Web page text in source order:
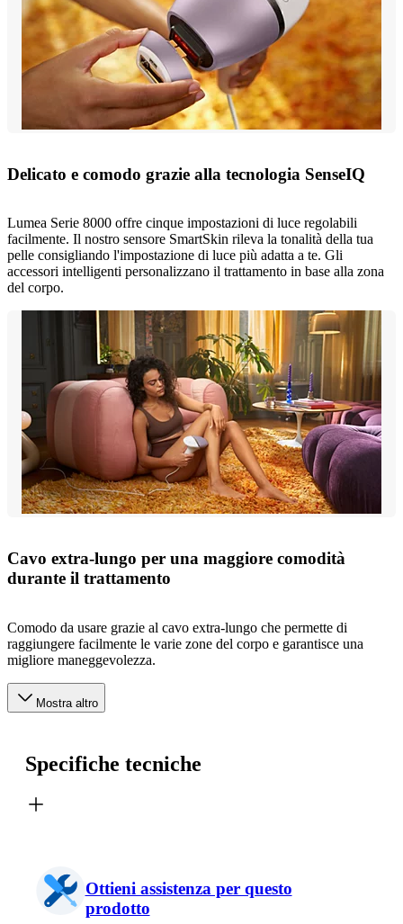
Delicato e comodo grazie alla tecnologia SenseIQ
Lumea Serie 8000 offre cinque impostazioni di luce regolabili
facilmente. Il nostro sensore SmartSkin rileva la tonalità della tua
pelle consigliando l'impostazione di luce più adatta a te. Gli
accessori intelligenti personalizzano il trattamento in base alla zona
del corpo.
Cavo extra-lungo per una maggiore comodità
durante il trattamento
Comodo da usare grazie al cavo extra-lungo che permette di
raggiungere facilmente le varie zone del corpo e garantisce una
migliore maneggevolezza.
Mostra altro
Specifiche tecniche
Ottieni assistenza per questo
prodotto